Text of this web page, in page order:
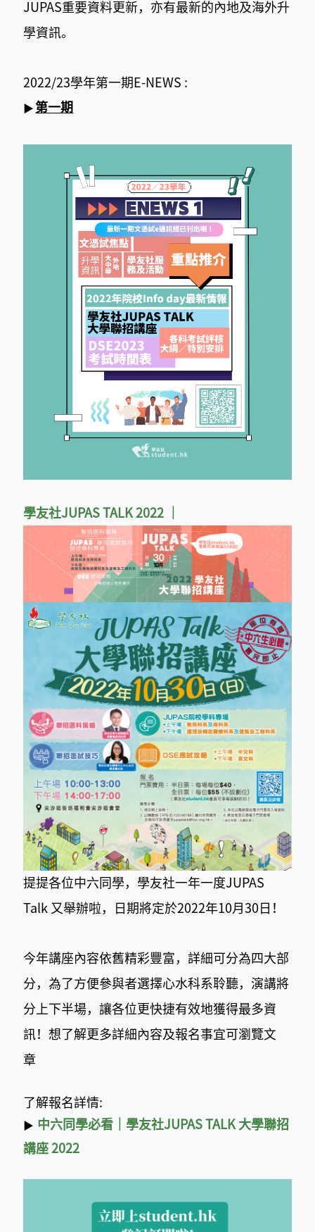
JUPAS重要資料更新，亦有最新的內地及海外升
學資訊。
2022/23學年第一期E-NEWS :
▶ 第一期
學友社JUPAS TALK 2022
提提各位中六同學，學友社一年一度JUPAS
Talk 又舉辦啦，日期將定於2022年10月30日！
今年講座內容依舊精彩豐富，詳細可分為四大部
分，為了方便參與者選擇心水科系聆聽，演講將
分上下半場，讓各位更快捷有效地獲得最多資
訊！想了解更多詳細內容及報名事宜可瀏覽文
章
了解報名詳情:
▶ 中六同學必看｜學友社JUPAS TALK 大學聯招
講座 2022